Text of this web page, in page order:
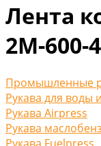
Лента
2М-600-
Промышленные
Рукава для воды
Рукава Airpress
Рукава